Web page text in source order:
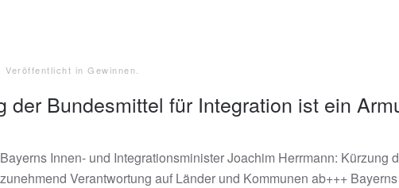
. Veröffentlicht in Gewinnen
der Bundesmittel für Integration ist ein
Bayerns Innen- und Integrationsminister Joachim Herrmann:
zunehmend Verantwortung auf Länder und Kommunen ab+++